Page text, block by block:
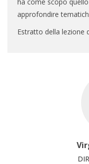
approfondire
Estratto della lezione